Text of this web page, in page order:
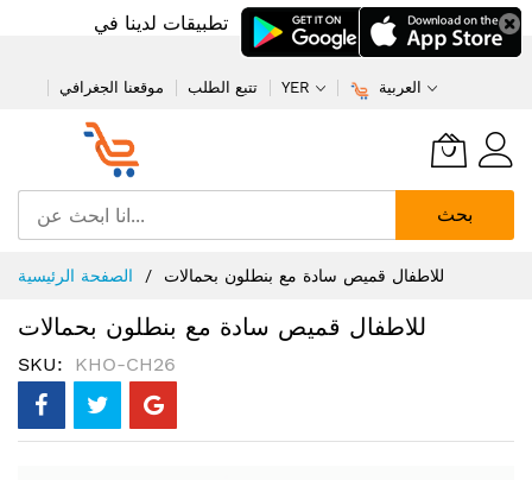
تطبيقات لدينا في
موقعنا الجغرافي تتبع الطلب YER العربية
بحث
إلى
المحتوى
الصفحة الرئيسية للاطفال قميص سادة مع بنطلون بحمالات
للاطفال قميص سادة مع بنطلون بحمالات
SKU KHO-CH26